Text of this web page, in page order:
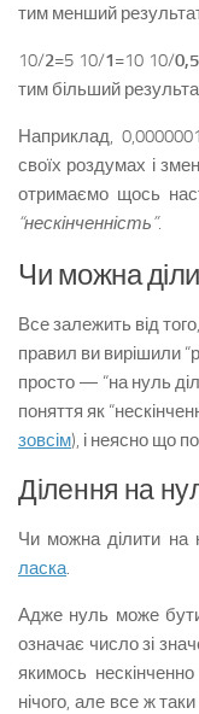
тим менший
10/2=5 10/1=10 10/0,5
тим більший
Наприклад,
своїх роздумах і
отримаємо щось
“нескінченність”.
Чи можна
Все залежить від
правил ви вирішили
просто — “на нуль
поняття як
зовсім), і неясно що
Ділення на
Чи можна ділити на
ласка.
Адже нуль може
означає число зі
якимось
нічого, але все ж